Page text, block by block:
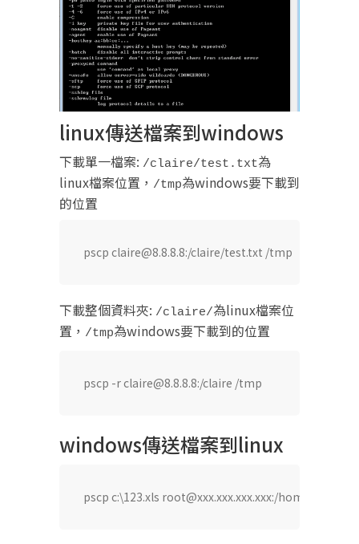
linux傳送檔案到windows
下載單一檔案: /claire/test.txt為
linux檔案位置， /tmp為windows要下載到
的位置
pscp claire@8.8.8.8:/claire/test.txt /tmp
下載整個資料夾: /claire/為linux檔案位
置， /tmp為windows要下載到的位置
pscp -r claire@8.8.8.8:/claire /tmp
windows傳送檔案到linux
pscp c:\123.xls root@xxx.xxx.xxx.xxx:/home/uploads